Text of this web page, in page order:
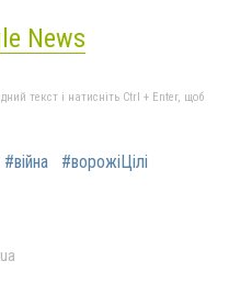
News
текст і натисніть Ctrl + Enter, щоб
#війна
#ворожіЦілі